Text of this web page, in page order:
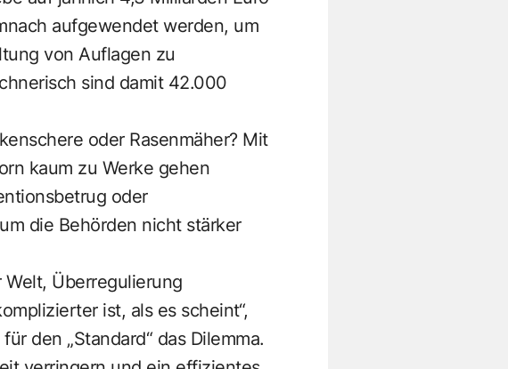
aufgewendet werden, um
von Auflagen zu
sind damit 42.000
oder Rasenmäher? Mit
kaum zu Werke gehen
oder
die Behörden nicht stärker
Überregulierung
ist, als es scheint“,
den „Standard“ das Dilemma.